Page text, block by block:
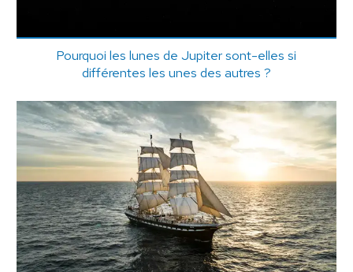
Pourquoi les lunes de Jupiter sont-elles si
différentes les unes des autres ?